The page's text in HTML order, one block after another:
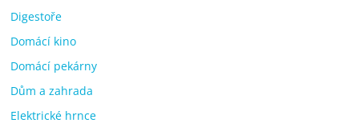
Digestoře
Domácí kino
Domácí pekárny
Dům a zahrada
Elektrické hrnce